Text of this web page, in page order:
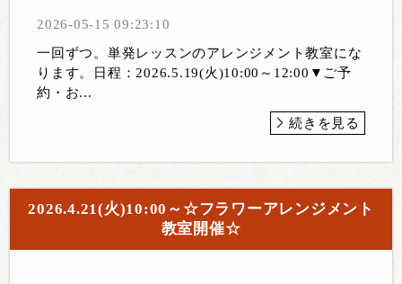
2026-05-15 09:23:10
一回ずつ。単発レッスンのアレンジメント教室にな
ります。日程：2026.5.19(火)10:00～12:00▼ご予
約・お...
続きを見る
2026.4.21(火)10:00～☆フラワーアレンジメント
教室開催☆